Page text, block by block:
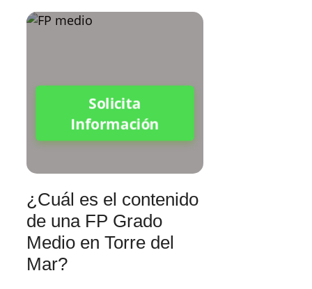
Solicita
Información
¿Cuál es el contenido
de una FP Grado
Medio en Torre del
Mar?